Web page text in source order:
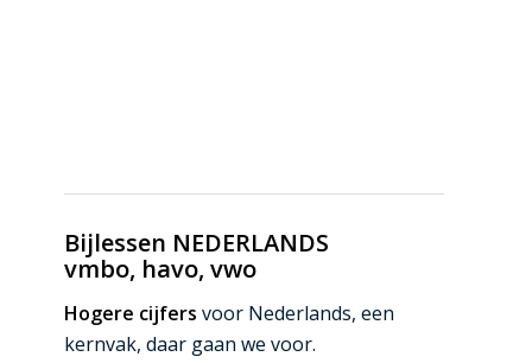
Bijlessen NEDERLANDS
vmbo, havo, vwo
Hogere cijfers voor Nederlands, een
kernvak, daar gaan we voor.